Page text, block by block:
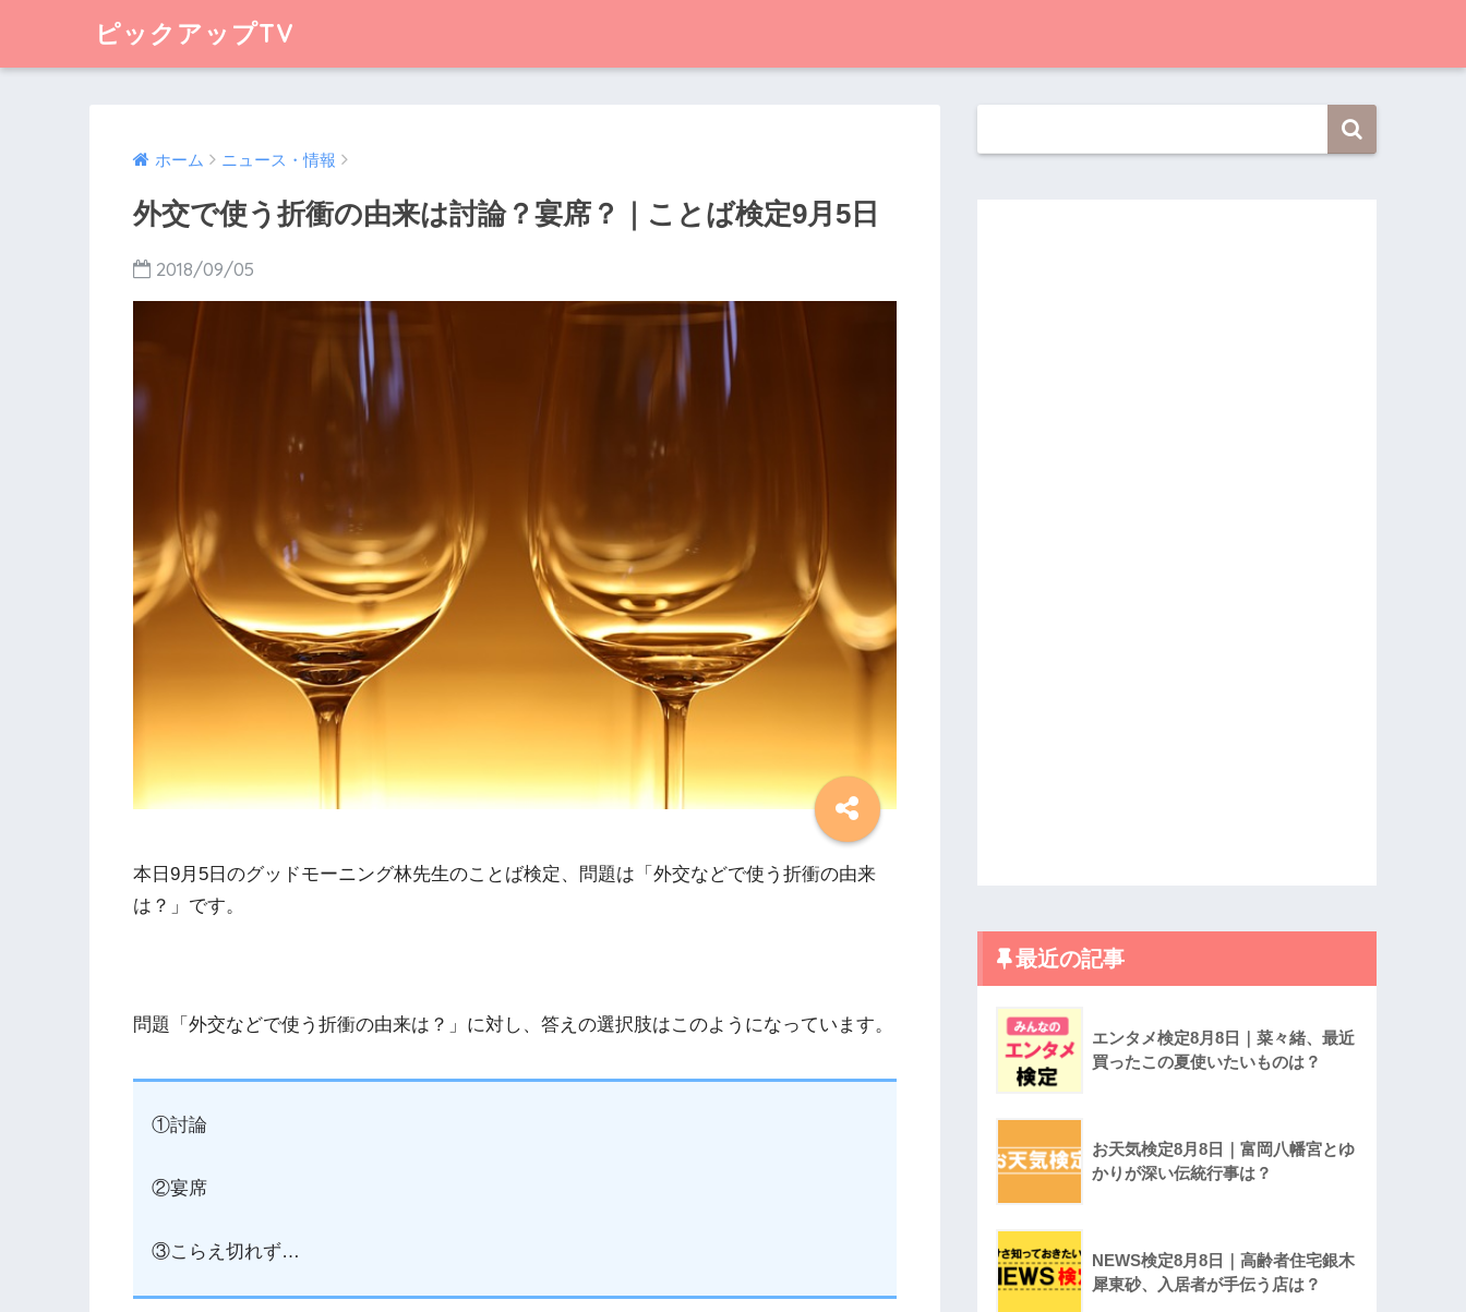
ピックアップTV
ホーム ニュース・情報
外交で使う折衝の由来は討論？宴席？｜ことば検定9月5日
2018/09/05
本日9月5日のグッドモーニング林先生のことば検定、問題は「外交などで使う折衝の由来
は？」です。
問題「外交などで使う折衝の由来は？」に対し、答えの選択肢はこのようになっています。
①討論
②宴席
③こらえ切れず…
最近の記事
エンタメ検定8月8日｜菜々緒、最近
買ったこの夏使いたいものは？
お天気検定8月8日｜富岡八幡宮とゆ
かりが深い伝統行事は？
NEWS検定8月8日｜高齢者住宅銀木
犀東砂、入居者が手伝う店は？